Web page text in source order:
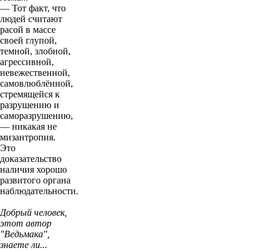
— Тот факт, что
людей считают
расой в массе
своей глупой,
темной, злобной,
агрессивной,
невежественной,
самовлюблённой,
стремящейся к
разрушению и
саморазрушению,
— никакая не
мизантропия.
Это
доказательство
наличия хорошо
развитого органа
наблюдательности.
Добрый человек,
этот автор
"Ведьмака",
знаете ли...